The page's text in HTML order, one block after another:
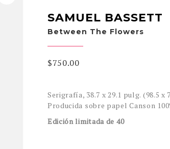
SAMUEL BASSETT
Between The Flowers
$750.00
Serigrafía, 38.7 x 29.1 pulg. (98.5 x
Producida sobre papel Canson
Edición limitada de 40